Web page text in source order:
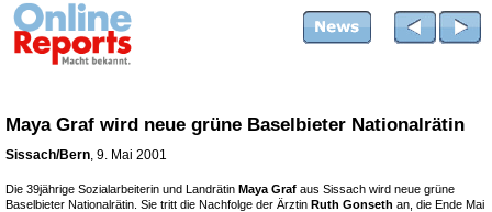
Maya Graf wird neue grüne Baselbieter Nationalrätin
Sissach/Bern, 9. Mai 2001
Die 39jährige Sozialarbeiterin und Landrätin Maya Graf aus Sissach wird neue grüne
Baselbieter Nationalrätin. Sie tritt die Nachfolge der Ärztin Ruth Gonseth an, die Ende Mai